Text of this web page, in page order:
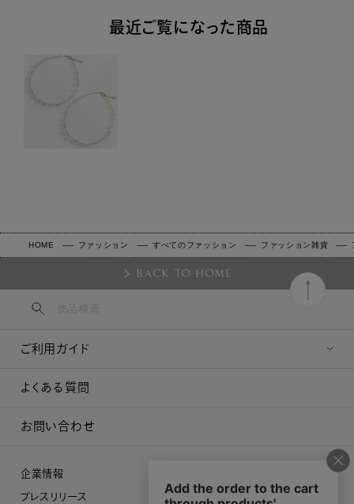
最近ご覧になった商品
HOME ファッション すべてのファッション ファッション雑貨
BACK TO HOME
ご利用ガイド
よくある質問
お問い合わせ
企業情報
プレスリリース